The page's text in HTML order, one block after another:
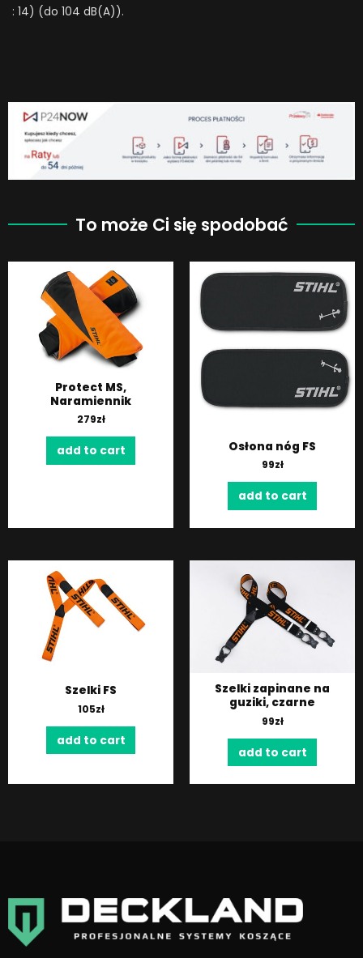
: 14) (do 104 dB(A)).
To może Ci się spodobać
Protect MS,
Naramiennik
279zł
add to cart Osłona nóg FS
99zł
add to cart
Szelki FS
105zł
add to cart
Szelki zapinane na
guziki, czarne
99zł
add to cart